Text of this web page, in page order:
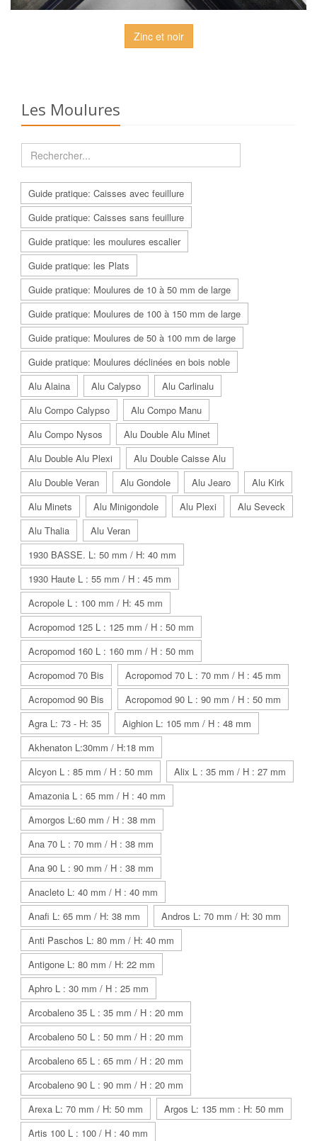
Zinc et noir
Les Moulures
Guide pratique: Caisses avec feuillure
Guide pratique: Caisses sans feuillure
Guide pratique: les moulures escalier
Guide pratique: les Plats
Guide pratique: Moulures de 10 à 50 mm de large
Guide pratique: Moulures de 100 à 150 mm de large
Guide pratique: Moulures de 50 à 100 mm de large
Guide pratique: Moulures déclinées en bois noble
Alu Alaina
Alu Calypso
Alu Carlinalu
Alu Compo Calypso
Alu Compo Manu
Alu Compo Nysos
Alu Double Alu Minet
Alu Double Alu Plexi
Alu Double Caisse Alu
Alu Double Veran
Alu Gondole Alu Jearo
Alu Kirk
Alu Minets
Alu Minigondole Alu Plexi
Alu Seveck
Alu Thalia
Alu Veran
1930 BASSE. L: 50 mm / H: 40 mm
1930 Haute L : 55 mm / H : 45 mm
Acropole L : 100 mm / H: 45 mm
Acropomod 125 L : 125 mm / H : 50 mm
Acropomod 160 L : 160 mm / H : 50 mm
Acropomod 70 Bis
Acropomod 70 L : 70 mm / H : 45 mm
Acropomod 90 Bis
Acropomod 90 L : 90 mm / H : 50 mm
Agra L: 73 - H: 35
Aighion L: 105 mm / H : 48 mm
Akhenaton L:30mm / H:18 mm
Alcyon L : 85 mm / H : 50 mm
Alix L : 35 mm / H : 27 mm
Amazonia L : 65 mm / H : 40 mm
Amorgos L:60 mm / H : 38 mm
Ana 70 L : 70 mm / H : 38 mm
Ana 90 L : 90 mm / H : 38 mm
Anacleto L: 40 mm / H : 40 mm
Anafi L: 65 mm / H: 38 mm
Andros L: 70 mm / H: 30 mm
Anti Paschos L: 80 mm / H: 40 mm
Antigone L: 80 mm / H: 22 mm
Aphro L : 30 mm / H : 25 mm
Arcobaleno 35 L : 35 mm / H : 20 mm
Arcobaleno 50 L : 50 mm / H : 20 mm
Arcobaleno 65 L : 65 mm / H : 20 mm
Arcobaleno 90 L : 90 mm / H : 20 mm
Arexa L: 70 mm / H: 50 mm
Argos L: 135 mm : H: 50 mm
Artis 100 L : 100 / H : 40 mm